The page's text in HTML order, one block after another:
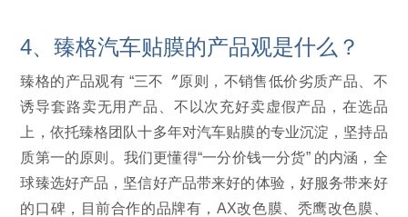
4、臻格汽车贴膜的产品观是什么？
臻格的产品观有 “三不〞原则，不销售低价劣质产品、不
诱导套路卖无用产品、不以次充好卖虚假产品，在选品
上，依托臻格团队十多年对汽车贴膜的专业沉淀，坚持品
质第一的原则。我们更懂得“一分价钱一分货” 的内涵，全
球臻选好产品，坚信好产品带来好的体验，好服务带来好
的口碑，目前合作的品牌有，AX改色膜、秃鹰改色膜、